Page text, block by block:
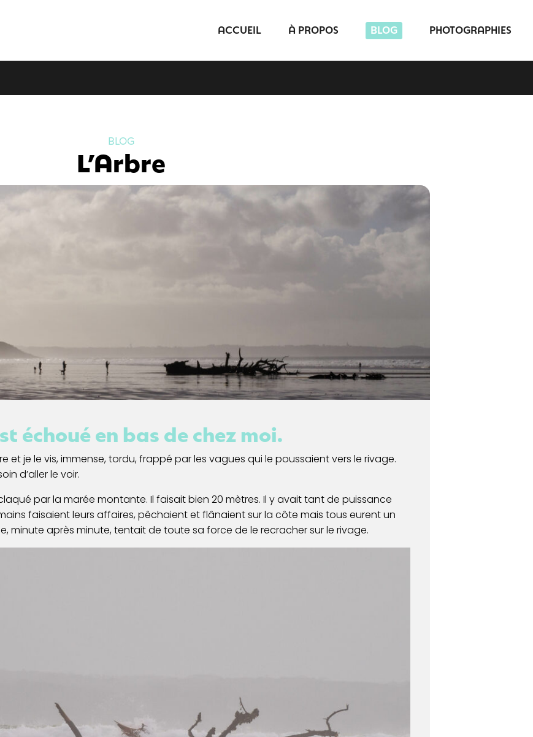
ACCUEIL À PROPOS BLOG PHOTOGRAPHIES
BLOG
L’Arbre
échoué en bas de chez moi.
et je le vis, immense, tordu, frappé par les vagues qui le poussaient vers le rivage.
d’aller le voir.
par la marée montante. Il faisait bien 20 mètres. Il y avait tant de puissance
faisaient leurs affaires, pêchaient et flânaient sur la côte mais tous eurent un
minute après minute, tentait de toute sa force de le recracher sur le rivage.